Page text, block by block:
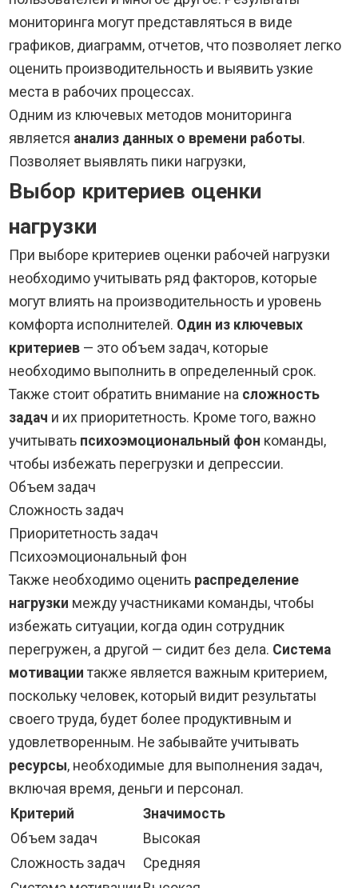
мониторинга могут представляться в виде
графиков, диаграмм, отчетов, что позволяет легко
оценить производительность и выявить узкие
места в рабочих процессах.
Одним из ключевых методов мониторинга
является анализ данных о времени работы.
Позволяет выявлять пики нагрузки,
Выбор критериев оценки
нагрузки
При выборе критериев оценки рабочей нагрузки
необходимо учитывать ряд факторов, которые
могут влиять на производительность и уровень
комфорта исполнителей. Один из ключевых
критериев — это объем задач, которые
необходимо выполнить в определенный срок.
Также стоит обратить внимание на сложность
задач и их приоритетность. Кроме того, важно
учитывать психоэмоциональный фон команды,
чтобы избежать перегрузки и депрессии.
Объем задач
Сложность задач
Приоритетность задач
Психоэмоциональный фон
Также необходимо оценить распределение
нагрузки между участниками команды, чтобы
избежать ситуации, когда один сотрудник
перегружен, а другой — сидит без дела. Система
мотивации также является важным критерием,
поскольку человек, который видит результаты
своего труда, будет более продуктивным и
удовлетворенным. Не забывайте учитывать
ресурсы, необходимые для выполнения задач,
включая время, деньги и персонал.
Критерий
Значимость
Объем задач
Высокая
Сложность задач
Средняя